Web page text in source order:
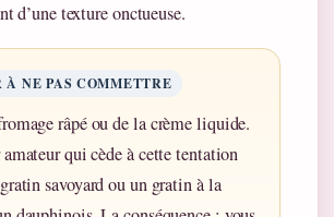
d’une texture onctueuse.
À NE PAS COMMETTRE
râpé ou de la crème liquide.
qui cède à cette tentation
savoyard ou un gratin à la